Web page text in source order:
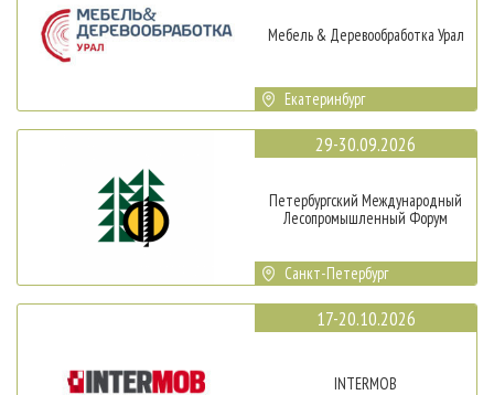
Мебель & Деревообработка Урал
Екатеринбург
29-30.09.2026
Петербургский Международный
Лесопромышленный Форум
Санкт-Петербург
17-20.10.2026
INTERMOB